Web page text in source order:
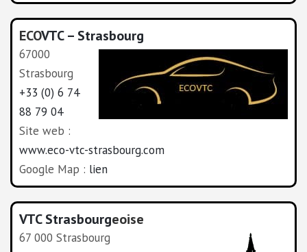
ECOVTC – Strasbourg
67000
Strasbourg
+33 (0) 6 74
88 79 04
Site web :
www.eco-vtc-strasbourg.com
Google Map : lien
VTC Strasbourgeoise
67 000 Strasbourg